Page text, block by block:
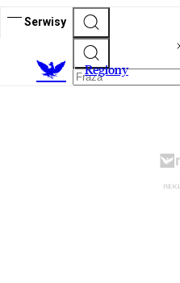
Serwisy
Regiony